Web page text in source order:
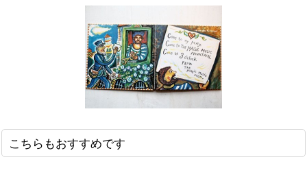
こちらもおすすめです